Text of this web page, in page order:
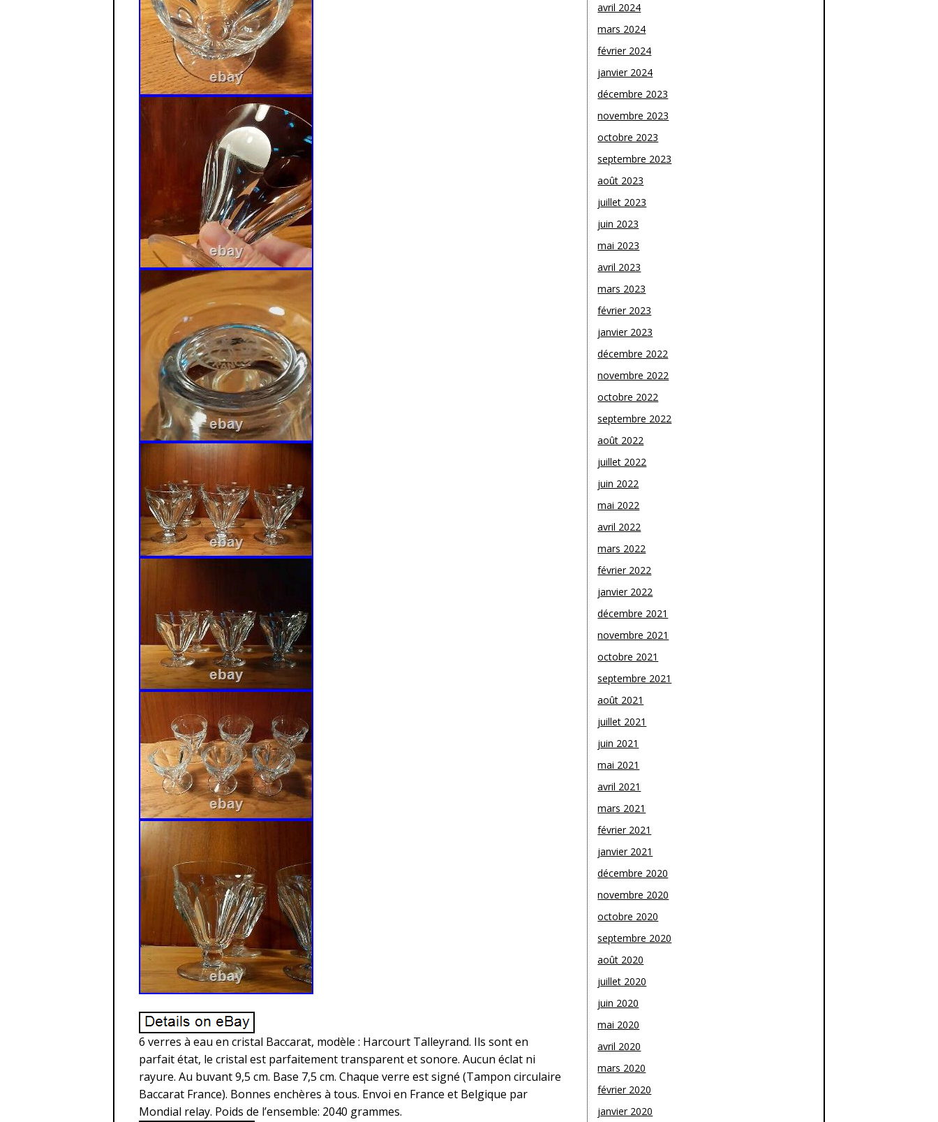
6 verres à eau en cristal Baccarat, modèle : Harcourt Talleyrand. Ils sont en
parfait état, le cristal est parfaitement transparent et sonore. Aucun éclat ni
rayure. Au buvant 9,5 cm. Base 7,5 cm. Chaque verre est signé (Tampon circulaire
Baccarat France). Bonnes enchères à tous. Envoi en France et Belgique par
Mondial relay. Poids de l’ensemble: 2040 grammes.
avril 2024
mars 2024
février 2024
janvier 2024
décembre 2023
novembre 2023
octobre 2023
septembre 2023
août 2023
juillet 2023
juin 2023
mai 2023
avril 2023
mars 2023
février 2023
janvier 2023
décembre 2022
novembre 2022
octobre 2022
septembre 2022
août 2022
juillet 2022
juin 2022
mai 2022
avril 2022
mars 2022
février 2022
janvier 2022
décembre 2021
novembre 2021
octobre 2021
septembre 2021
août 2021
juillet 2021
juin 2021
mai 2021
avril 2021
mars 2021
février 2021
janvier 2021
décembre 2020
novembre 2020
octobre 2020
septembre 2020
août 2020
juillet 2020
juin 2020
mai 2020
avril 2020
mars 2020
février 2020
janvier 2020